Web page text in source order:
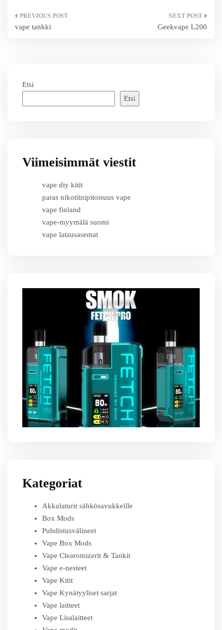
Artikkelien
vape tankki Geekvape L200
Etsi
Etsi
Viimeisimmät viestit
vape diy kitit
paras nikotiinipitoisuus vape
vape finland
vape-myymälä suomi
vape latausasemat
Kategoriat
Akkulaturit sähkösavukkeille
Box Mods
Puhdistusvälineet
Vape Box Mods
Vape Clearomizerit & Tankit
Vape e-nesteet
Vape Kitit
Vape Kynätyyliset sarjat
Vape laitteet
Vape Lisalaitteet